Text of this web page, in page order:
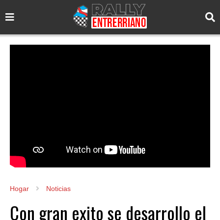
Hogar Noticias
Con gran exito se desarrollo el